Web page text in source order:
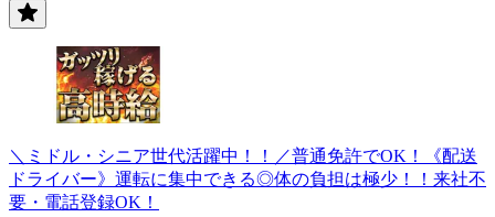
＼ミドル・シニア世代活躍中！！／普通免許でOK！《配送
ドライバー》運転に集中できる◎体の負担は極少！！来社不
要・電話登録OK！